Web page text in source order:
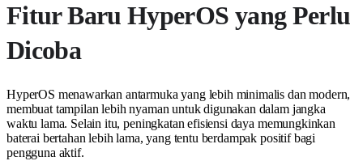
Fitur Baru HyperOS yang Perlu
Dicoba
HyperOS menawarkan antarmuka yang lebih minimalis dan modern,
membuat tampilan lebih nyaman untuk digunakan dalam jangka
waktu lama. Selain itu, peningkatan efisiensi daya memungkinkan
baterai bertahan lebih lama, yang tentu berdampak positif bagi
pengguna aktif.